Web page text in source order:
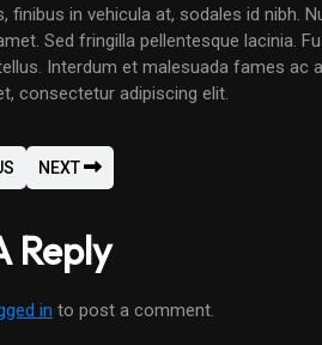
finibus in vehicula at, sodales id nibh.
Sed fringilla pellentesque lacinia.
Interdum et malesuada fames ac
consectetur adipiscing elit.
NEXT
Reply
in to post a comment.